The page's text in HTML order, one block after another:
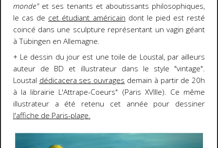
monde"et ses tenants et aboutissants philosophiques,
le cas de cet étudiant américain dont le pied est resté
coincé dans une sculpture représentant un vagin géant
à Tübingen en Allemagne.
+ Le dessin du jour est une toile de Loustal, par ailleurs
auteur de BD et illustrateur dans le style "vintage".
Loustal dédicacera ses ouvrages demain à partir de 20h
à la librairie L'Attrape-Coeurs" (Paris XVIIIe). Ce même
illustrateur a été retenu cet année pour dessiner
l'affiche de Paris-plage.